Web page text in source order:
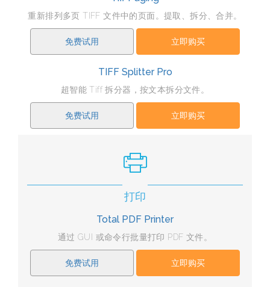
重新排列多页 TIFF 文件中的页面。提取、拆分、合并。
免费试用 立即购买
TIFF Splitter Pro
超智能 Tiff 拆分器，按文本拆分文件。
免费试用 立即购买
打印
Total PDF Printer
通过 GUI 或命令行批量打印 PDF 文件。
免费试用 立即购买